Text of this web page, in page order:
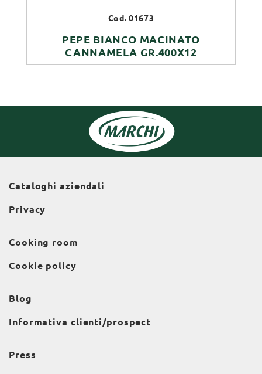
Cod. 01673
PEPE BIANCO MACINATO
CANNAMELA GR.400X12
Cataloghi aziendali
Privacy
Cooking room
Cookie policy
Blog
Informativa clienti/prospect
Press